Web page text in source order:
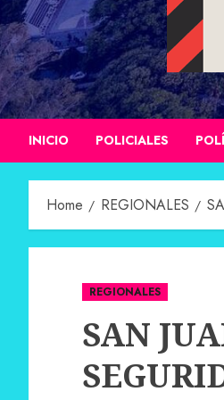
INICIO POLICIALES
Home REGIONALES
REGIONALES
SAN